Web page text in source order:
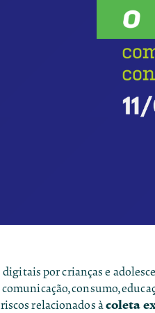
por crianças e
consumo,
relacionados àcoleta